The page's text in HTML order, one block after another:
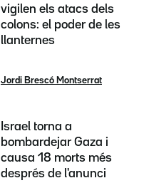
vigilen els atacs dels
colons: el poder de les
llanternes
Jordi Brescó Montserrat
Israel torna a
bombardejar Gaza i
causa 18 morts més
després de l'anunci